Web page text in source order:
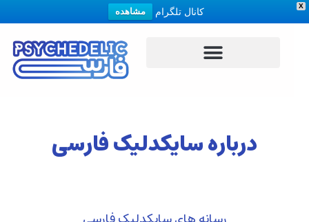
X
کانال تلگرام مشاهده
درباره سایکدلیک فارسی